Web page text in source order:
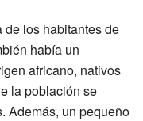
los habitantes de
había un
africano, nativos
la población se
Además, un pequeño